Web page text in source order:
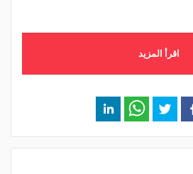
اقرأ المزيد